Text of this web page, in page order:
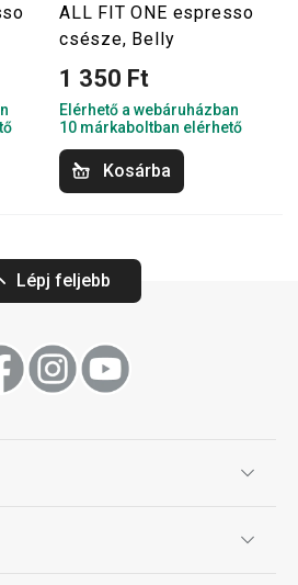
ALL FIT ONE espresso
csésze, Belly
1 350 Ft
Elérhető a webáruházban
10 márkaboltban elérhető
Kosárba
Lépj feljebb